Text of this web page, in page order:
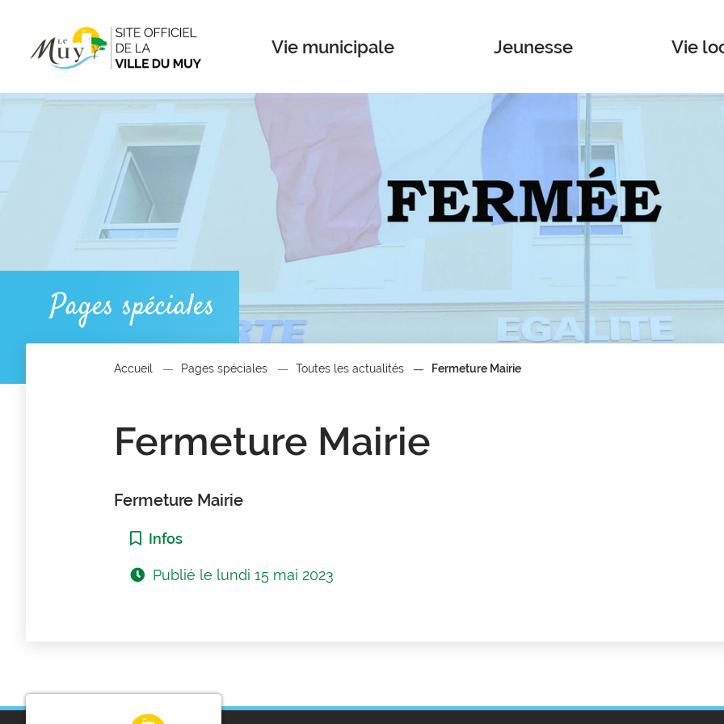
Vie municipale Jeunesse Vie
Pages spéciales
Accueil Pages spéciales Toutes les actualités Fermeture Mairie
Fermeture Mairie
Fermeture Mairie
Catégorie :
Infos
Publié le lundi 15 mai 2023